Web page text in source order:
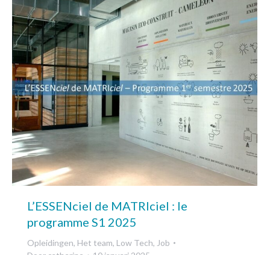
L’ESSENciel de MATRIciel : le
programme S1 2025
Opleidingen, Het team, Low Tech, Job